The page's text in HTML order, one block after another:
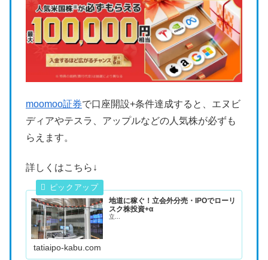
moomoo証券で口座開設+条件達成すると、エヌビ
ディアやテスラ、アップルなどの人気株が必ずも
らえます。
詳しくはこちら↓
地道に稼ぐ！立会外分売・IPOでローリ
スク株投資+α
立...
tatiaipo-kabu.com